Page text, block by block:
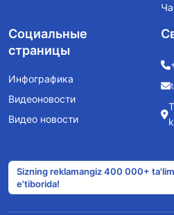
Социальные
страницы
Инфографика
Видеоновости
Видео новости
Sizning reklamangiz 400 000+
e'tiborida!